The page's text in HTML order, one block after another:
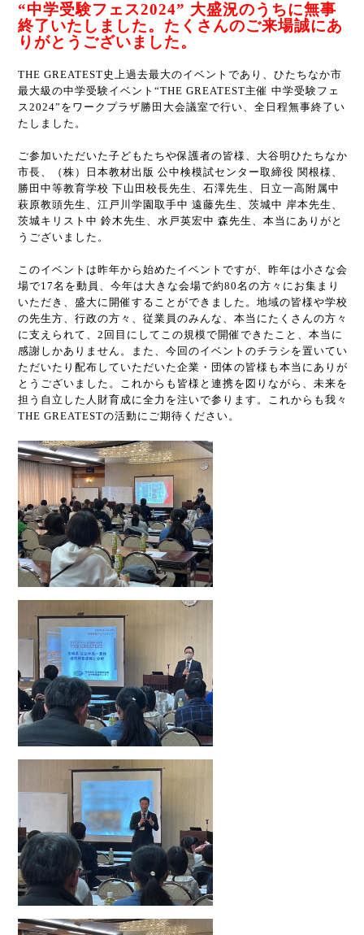
“中学受験フェス2024” 大盛況のうちに無事
終了いたしました。たくさんのご来場誠にあ
りがとうございました。
THE GREATEST史上過去最大のイベントであり、ひたちなか市
最大級の中学受験イベント“THE GREATEST主催 中学受験フェ
ス2024”をワークプラザ勝田大会議室で行い、全日程無事終了い
たしました。
ご参加いただいた子どもたちや保護者の皆様、大谷明ひたちなか
市長、（株）日本教材出版 公中検模試センター取締役 関根様、
勝田中等教育学校 下山田校長先生、石澤先生、日立一高附属中
萩原教頭先生、江戸川学園取手中 遠藤先生、茨城中 岸本先生、
茨城キリスト中 鈴木先生、水戸英宏中 森先生、本当にありがと
うございました。
このイベントは昨年から始めたイベントですが、昨年は小さな会
場で17名を動員、今年は大きな会場で約80名の方々にお集まり
いただき、盛大に開催することができました。地域の皆様や学校
の先生方、行政の方々、従業員のみんな、本当にたくさんの方々
に支えられて、2回目にしてこの規模で開催できたこと、本当に
感謝しかありません。また、今回のイベントのチラシを置いてい
ただいたり配布していただいた企業・団体の皆様も本当にありが
とうございました。これからも皆様と連携を図りながら、未来を
担う自立した人財育成に全力を注いで参ります。これからも我々
THE GREATESTの活動にご期待ください。